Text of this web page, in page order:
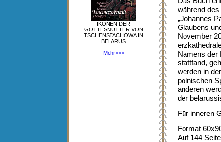
IKONEN DER
GOTTESMUTTER VON
TSCHENSTACHOWA IN
BELARUS
Mehr>>>
während des
„Johannes
Glaubens
November
Namens der
stattfand,
werden in
polnischen
anderen
der
Für inneren
Format
Auf 144